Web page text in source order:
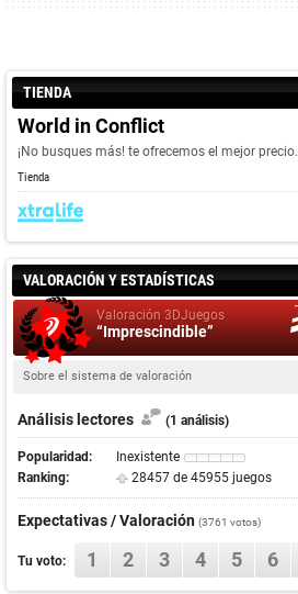
TIENDA
World in Conflict
¡No busques más! te ofrecemos el mejor precio.
Tienda
VALORACIÓN Y ESTADÍSTICAS
Valoración 3DJuegos
“Imprescindible”
Sobre el sistema de valoración
Análisis lectores (1 análisis)
Popularidad: Inexistente
Ranking: 28457 de 45955 juegos
Expectativas / Valoración (3761 votos)
Tu voto: 1 2 3 4 5 6